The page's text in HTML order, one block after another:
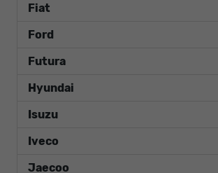
Fiat
Ford
Futura
Hyundai
Isuzu
Iveco
Jaecoo